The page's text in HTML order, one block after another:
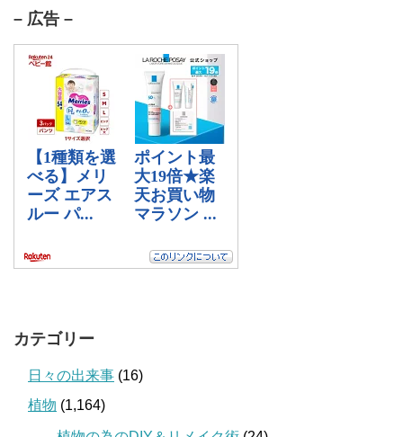
– 広告 –
カテゴリー
日々の出来事 (16)
植物 (1,164)